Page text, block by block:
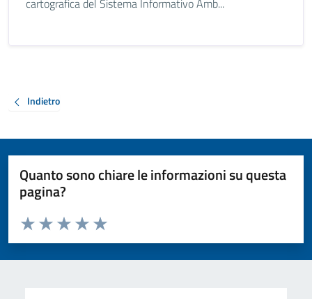
cartografica del Sistema Informativo Amb...
Indietro
Quanto sono chiare le informazioni su questa
pagina?
Valuta da 1 a 5 stelle la pagina
Valuta 5 stelle su 5
Valuta 4 stelle su 5
Valuta 3 stelle su 5
Valuta 2 stelle su 5
Valuta 1 stelle su 5